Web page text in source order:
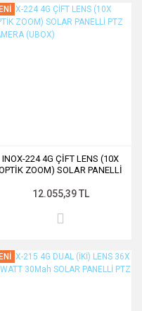
INOX-224 4G ÇİFT LENS (10X
ZOOM) SOLAR PANELLİ
12.055,39 TL